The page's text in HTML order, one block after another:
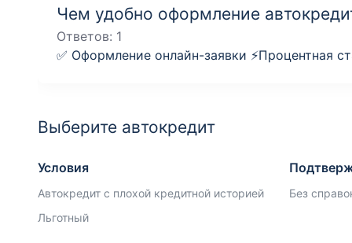
Чем удобно оформление
Ответов: 1
✅ Оформление онлайн-заявки ⚡️Процентная
Выберите автокредит
Условия
Автокредит с плохой кредитной историей
Льготный
Без